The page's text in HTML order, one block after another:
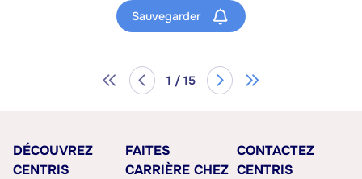
Sauvegarder
1 / 15
DÉCOUVREZ
CENTRIS
FAITES
CARRIÈRE CHEZ
CONTACTEZ
CENTRIS